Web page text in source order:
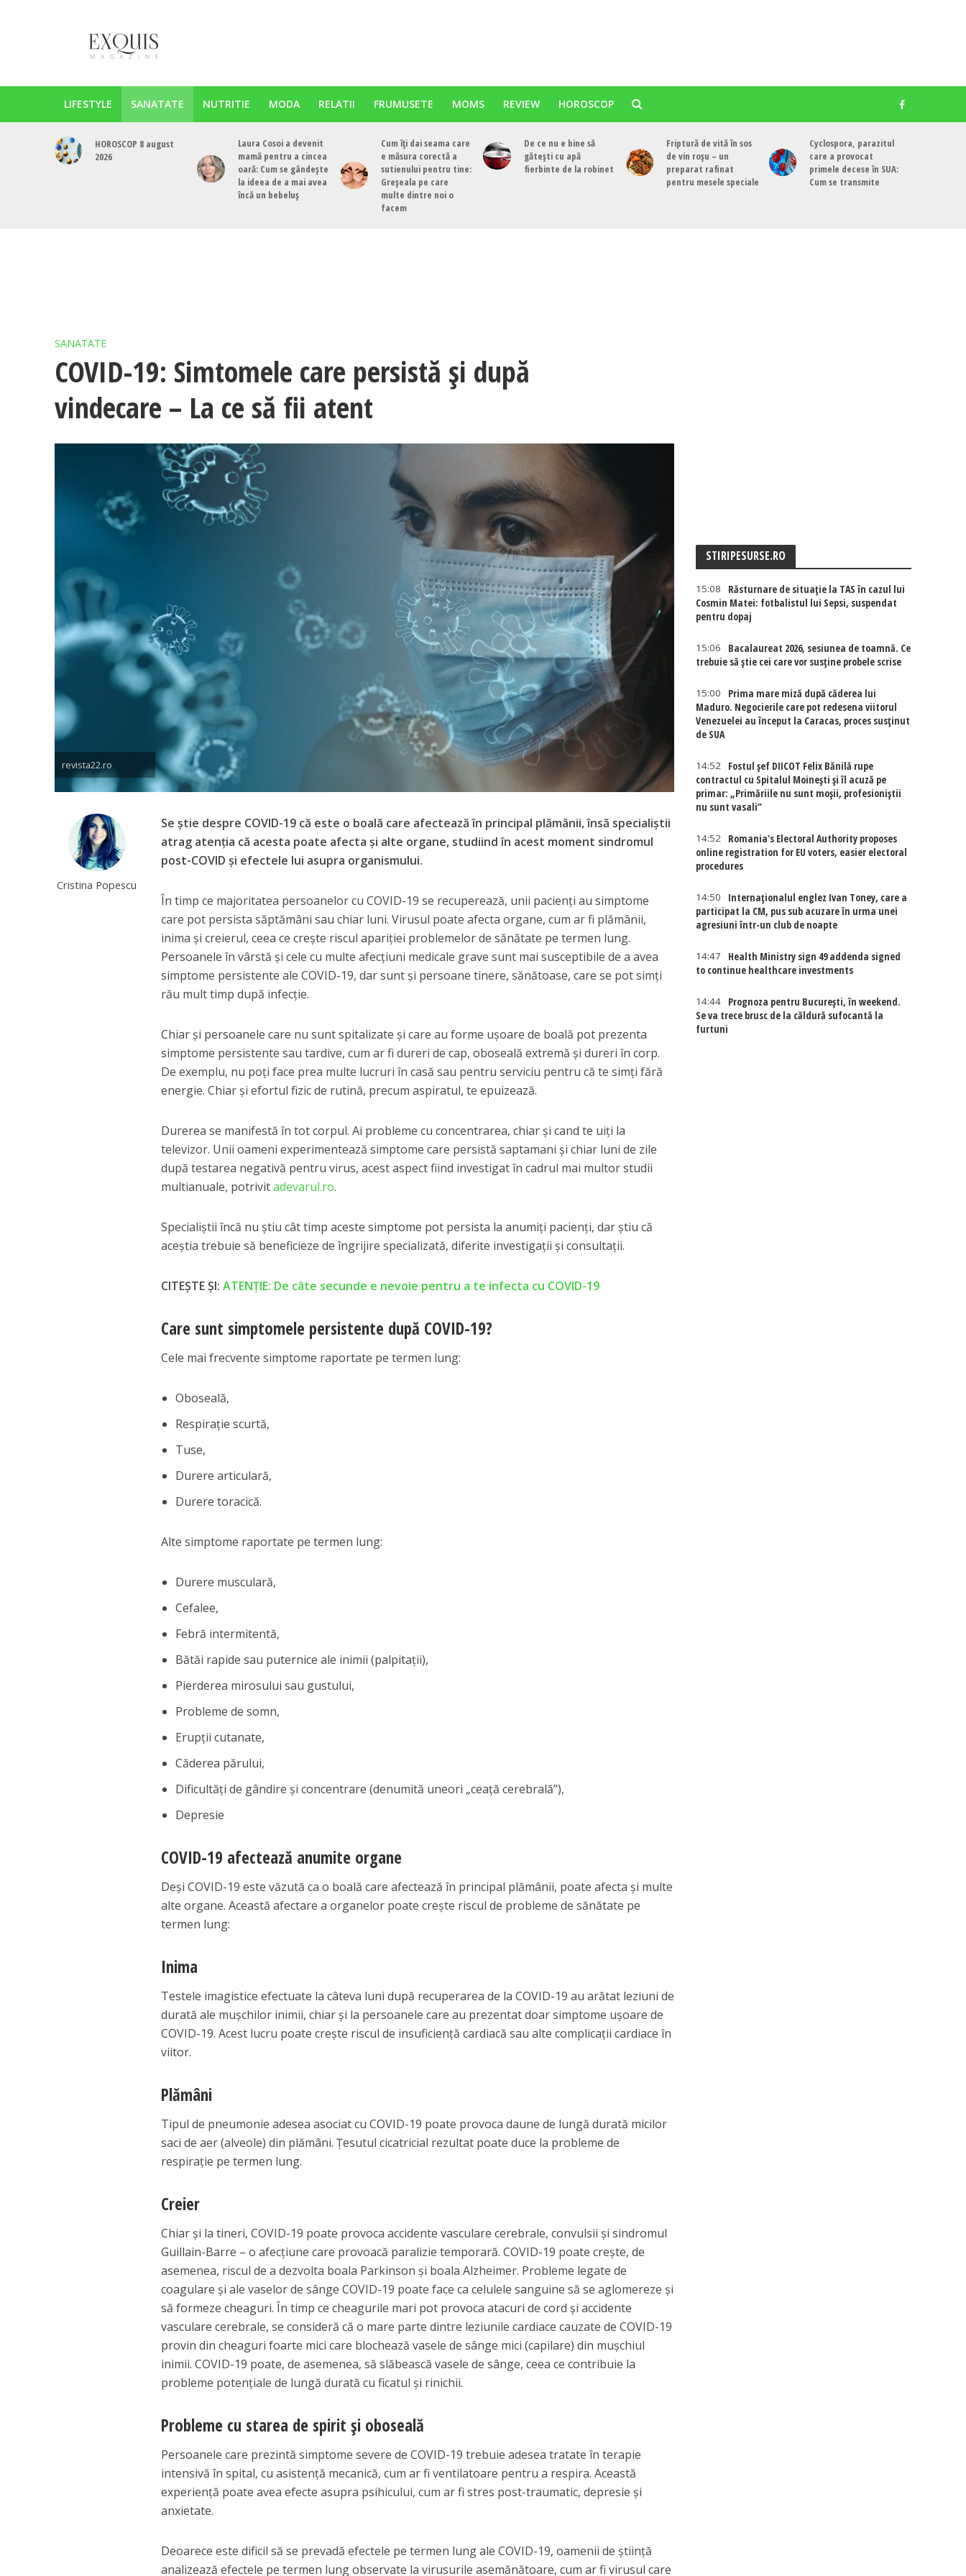
LIFESTYLE SANATATE NUTRITIE MODA RELATII FRUMUSETE MOMS REVIEW HOROSCOP
HOROSCOP 8 august
2026
Laura Cosoi a devenit
mamă pentru a cincea
oară: Cum se gândește
la ideea de a mai avea
încă un bebeluș
Cum îți dai seama care
e măsura corectă a
sutienului pentru tine:
Greșeala pe care
multe dintre noi o
facem
De ce nu e bine să
gătești cu apă
fierbinte de la robinet
Friptură de vită în sos
de vin roșu – un
preparat rafinat
pentru mesele speciale
Cyclospora, parazitul
care a provocat
primele decese în SUA:
Cum se transmite
SANATATE
COVID-19: Simtomele care persistă și după
vindecare – La ce să fii atent
revista22.ro
Cristina Popescu
Se ştie despre COVID-19 că este o boală care afectează în principal plămânii, însă specialiştii
atrag atenţia că acesta poate afecta şi alte organe, studiind în acest moment sindromul
post-COVID şi efectele lui asupra organismului.
În timp ce majoritatea persoanelor cu COVID-19 se recuperează, unii pacienţi au simptome
care pot persista săptămâni sau chiar luni. Virusul poate afecta organe, cum ar fi plămânii,
inima şi creierul, ceea ce creşte riscul apariţiei problemelor de sănătate pe termen lung.
Persoanele în vârstă şi cele cu multe afecţiuni medicale grave sunt mai susceptibile de a avea
simptome persistente ale COVID-19, dar sunt şi persoane tinere, sănătoase, care se pot simţi
rău mult timp după infecţie.
Chiar şi persoanele care nu sunt spitalizate şi care au forme uşoare de boală pot prezenta
simptome persistente sau tardive, cum ar fi dureri de cap, oboseală extremă şi dureri în corp.
De exemplu, nu poţi face prea multe lucruri în casă sau pentru serviciu pentru că te simţi fără
energie. Chiar şi efortul fizic de rutină, precum aspiratul, te epuizează.
Durerea se manifestă în tot corpul. Ai probleme cu concentrarea, chiar şi cand te uiţi la
televizor. Unii oameni experimentează simptome care persistă saptamani şi chiar luni de zile
după testarea negativă pentru virus, acest aspect fiind investigat în cadrul mai multor studii
multianuale, potrivitadevarul.ro.
Specialiştii încă nu ştiu cât timp aceste simptome pot persista la anumiţi pacienţi, dar ştiu că
aceştia trebuie să beneficieze de îngrijire specializată, diferite investigaţii şi consultaţii.
CITEȘTE ȘI:ATENȚIE: De câte secunde e nevoie pentru a te infecta cu COVID-19
Care sunt simptomele persistente după COVID-19?
Cele mai frecvente simptome raportate pe termen lung:
Oboseală,
Respiraţie scurtă,
Tuse,
Durere articulară,
Durere toracică.
Alte simptome raportate pe termen lung:
Durere musculară,
Cefalee,
Febră intermitentă,
Bătăi rapide sau puternice ale inimii (palpitaţii),
Pierderea mirosului sau gustului,
Probleme de somn,
Erupţii cutanate,
Căderea părului,
Dificultăţi de gândire şi concentrare (denumită uneori „ceaţă cerebrală”),
Depresie
COVID-19 afectează anumite organe
Deşi COVID-19 este văzută ca o boală care afectează în principal plămânii, poate afecta şi multe
alte organe. Această afectare a organelor poate creşte riscul de probleme de sănătate pe
termen lung:
Inima
Testele imagistice efectuate la câteva luni după recuperarea de la COVID-19 au arătat leziuni de
durată ale muşchilor inimii, chiar şi la persoanele care au prezentat doar simptome uşoare de
COVID-19. Acest lucru poate creşte riscul de insuficienţă cardiacă sau alte complicaţii cardiace în
viitor.
Plămâni
Tipul de pneumonie adesea asociat cu COVID-19 poate provoca daune de lungă durată micilor
saci de aer (alveole) din plămâni. Ţesutul cicatricial rezultat poate duce la probleme de
respiraţie pe termen lung.
Creier
Chiar şi la tineri, COVID-19 poate provoca accidente vasculare cerebrale, convulsii şi sindromul
Guillain-Barre – o afecţiune care provoacă paralizie temporară. COVID-19 poate creşte, de
asemenea, riscul de a dezvolta boala Parkinson şi boala Alzheimer. Probleme legate de
coagulare şi ale vaselor de sânge COVID-19 poate face ca celulele sanguine să se aglomereze şi
să formeze cheaguri. În timp ce cheagurile mari pot provoca atacuri de cord şi accidente
vasculare cerebrale, se consideră că o mare parte dintre leziunile cardiace cauzate de COVID-19
provin din cheaguri foarte mici care blochează vasele de sânge mici (capilare) din muşchiul
inimii. COVID-19 poate, de asemenea, să slăbească vasele de sânge, ceea ce contribuie la
probleme potenţiale de lungă durată cu ficatul şi rinichii.
Probleme cu starea de spirit şi oboseală
Persoanele care prezintă simptome severe de COVID-19 trebuie adesea tratate în terapie
intensivă în spital, cu asistenţă mecanică, cum ar fi ventilatoare pentru a respira. Această
experienţă poate avea efecte asupra psihicului, cum ar fi stres post-traumatic, depresie şi
anxietate.
Deoarece este dificil să se prevadă efectele pe termen lung ale COVID-19, oamenii de ştiinţă
analizează efectele pe termen lung observate la virusurile asemănătoare, cum ar fi virusul care
STIRIPESURSE.RO
15:08
Răsturnare de situație la TAS în cazul lui
Cosmin Matei: fotbalistul lui Sepsi, suspendat
pentru dopaj
15:06
Bacalaureat 2026, sesiunea de toamnă. Ce
trebuie să știe cei care vor susține probele scrise
15:00
Prima mare miză după căderea lui
Maduro. Negocierile care pot redesena viitorul
Venezuelei au început la Caracas, proces susținut
de SUA
14:52
Fostul șef DIICOT Felix Bănilă rupe
contractul cu Spitalul Moinești și îl acuză pe
primar: „Primăriile nu sunt moșii, profesioniștii
nu sunt vasali”
14:52
Romania's Electoral Authority proposes
online registration for EU voters, easier electoral
procedures
14:50
Internaţionalul englez Ivan Toney, care a
participat la CM, pus sub acuzare în urma unei
agresiuni într-un club de noapte
14:47
Health Ministry sign 49 addenda signed
to continue healthcare investments
14:44
Prognoza pentru București, în weekend.
Se va trece brusc de la căldură sufocantă la
furtuni